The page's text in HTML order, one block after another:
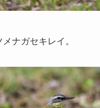
ナガセキレイ。